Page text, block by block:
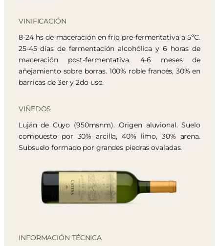
VINIFICACIÓN
8-24 hs de maceración en frío pre-fermentativa a 5ºC.
25-45 días de fermentación alcohólica y 6 horas de
maceración post-fermentativa. 4-6 meses de
añejamiento sobre borras. 100% roble francés, 30% en
barricas de 3er y 2do uso.
VIÑEDOS
Luján de Cuyo (950msnm). Origen aluvional. Suelo
compuesto por 30% arcilla, 40% limo, 30% arena.
Subsuelo formado por grandes piedras ovaladas.
INFORMACIÓN TÉCNICA